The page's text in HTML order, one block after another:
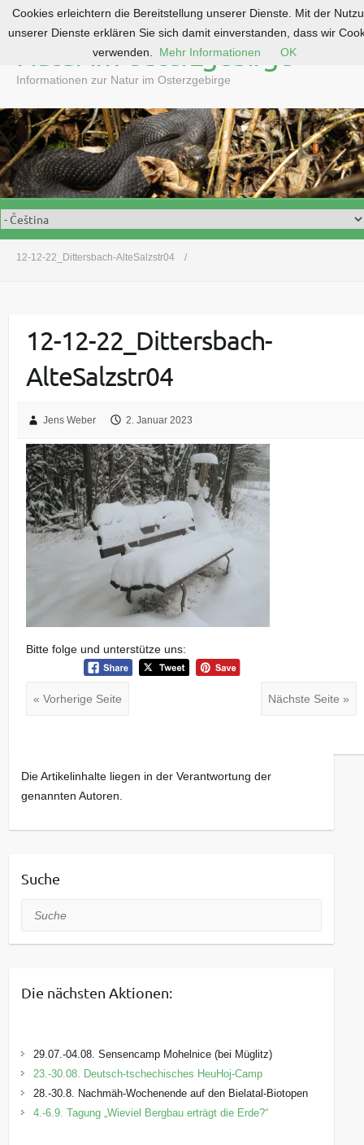
o
c
o
n
t
e
n
Natur im Osterzgebirge
Informationen zur Natur im Osterzgebirge
12-12-22_Dittersbach-AlteSalzstr04
12-12-22_Dittersbach-
AlteSalzstr04
Jens Weber 2. Januar 2023
Bitte folge und unterstütze uns:
« Vorherige Seite Nächste Seite »
Die Artikelinhalte liegen in der Verantwortung der
genannten Autoren.
Suche
Suche
Die nächsten Aktionen:
29.07.-04.08. Sensencamp Mohelnice (bei Müglitz)
23.-30.08. Deutsch-tschechisches HeuHoj-Camp
28.-30.8. Nachmäh-Wochenende auf den Bielatal-Biotopen
4.-6.9. Tagung „Wieviel Bergbau erträgt die Erde?“
Cookies erleichtern die Bereitstellung unserer Dienste. Mit der
unserer Dienste erklären Sie sich damit einverstanden, dass wir
verwenden.
Mehr Informationen OK